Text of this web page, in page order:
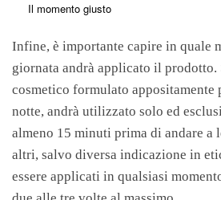
Il momento giusto
Infine, è importante capire in quale
giornata andrà applicato il prodotto.
cosmetico formulato appositamente
notte, andrà utilizzato solo ed
almeno 15 minuti prima di andare a
altri, salvo diversa indicazione in
essere applicati in qualsiasi